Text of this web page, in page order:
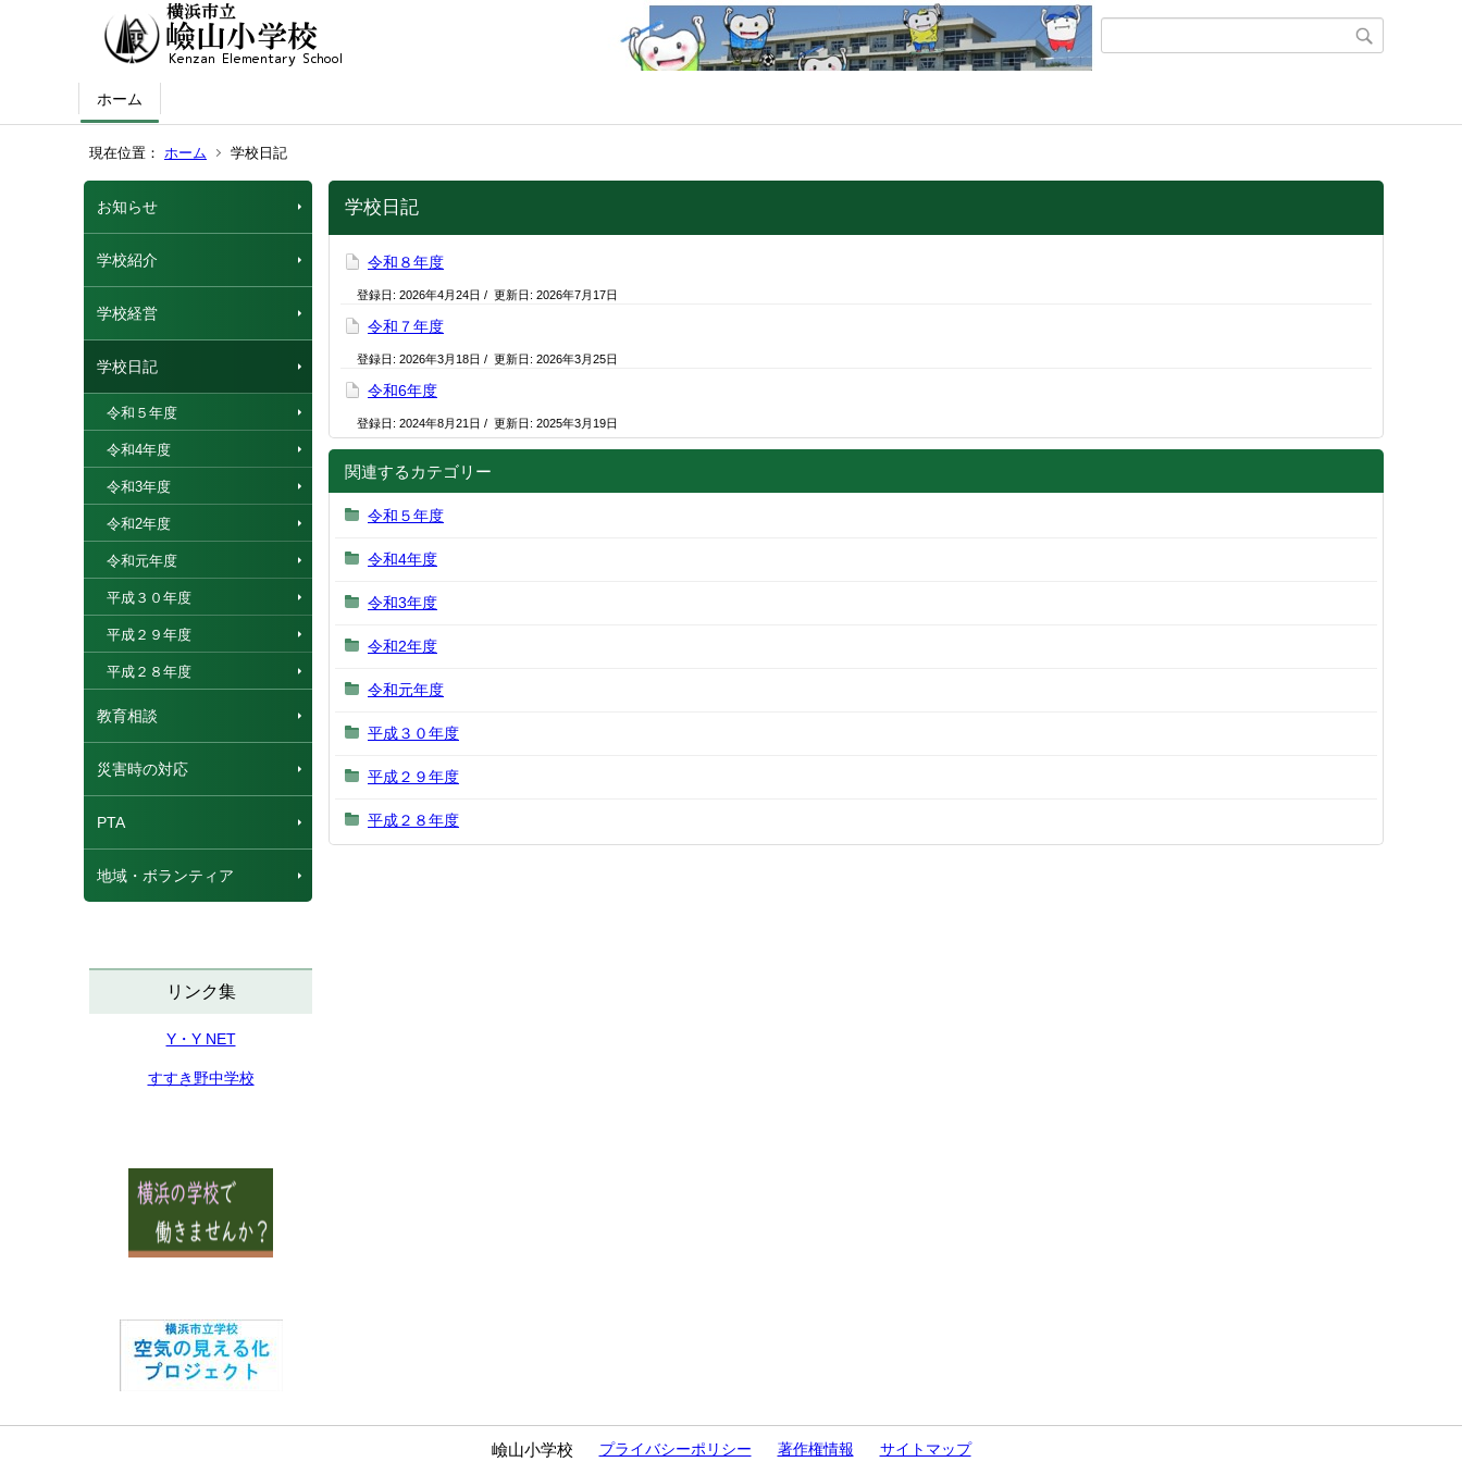
ホーム
現在位置： ホーム 学校日記
お知らせ
学校紹介
学校経営
学校日記
令和５年度
令和4年度
令和3年度
令和2年度
令和元年度
平成３０年度
平成２９年度
平成２８年度
教育相談
災害時の対応
PTA
地域・ボランティア
リンク集
Y・Y NET
すすき野中学校
学校日記
令和８年度
登録日: 2026年4月24日 / 更新日: 2026年7月17日
令和７年度
登録日: 2026年3月18日 / 更新日: 2026年3月25日
令和6年度
登録日: 2024年8月21日 / 更新日: 2025年3月19日
関連するカテゴリー
令和５年度
令和4年度
令和3年度
令和2年度
令和元年度
平成３０年度
平成２９年度
平成２８年度
嶮山小学校 プライバシーポリシー 著作権情報 サイトマップ